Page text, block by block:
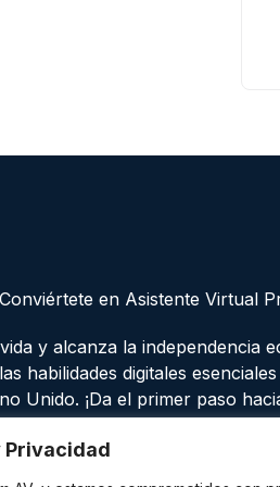
Privacidad
en Asistente Virtual
y alcanza la independencia
habilidades digitales
Unido. ¡Da el primer paso